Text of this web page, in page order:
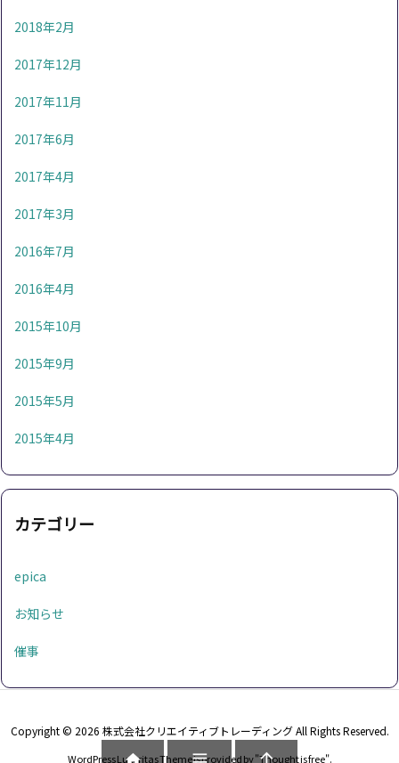
2018年2月
2017年12月
2017年11月
2017年6月
2017年4月
2017年3月
2016年7月
2016年4月
2015年10月
2015年9月
2015年5月
2015年4月
カテゴリー
epica
お知らせ
催事
Copyright © 2026 株式会社クリエイティブトレーディングAll Rights Reserved.
WordPress Luxeritas Theme is provided by "Thought is free".
 